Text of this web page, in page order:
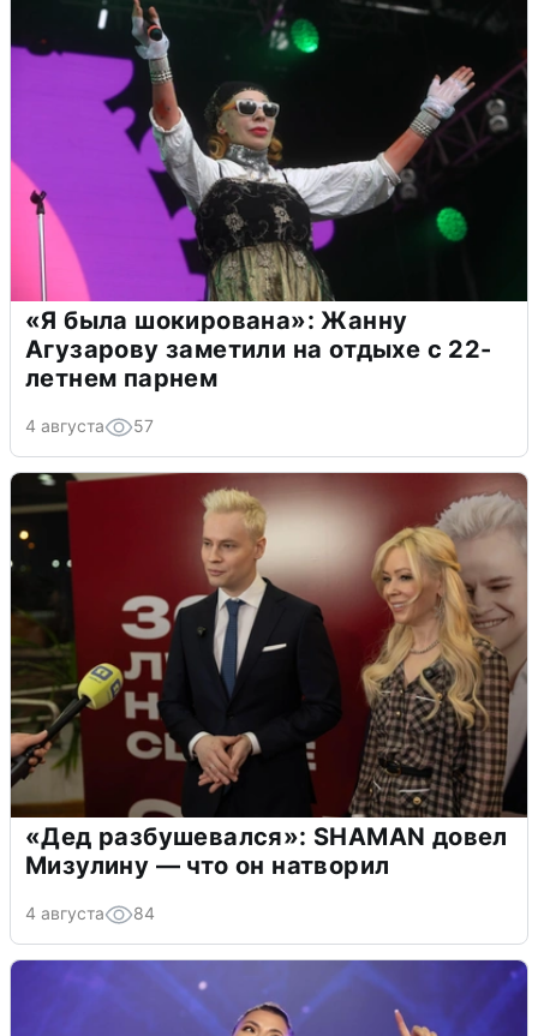
«Я была шокирована»: Жанну
Агузарову заметили на отдыхе с 22-
летнем парнем
4 августа 57
«Дед разбушевался»: SHAMAN довел
Мизулину — что он натворил
4 августа 84